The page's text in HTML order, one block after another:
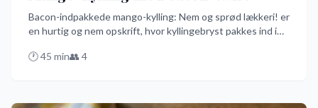
Bacon-indpakkede mango-kylling: Nem og sprød lækkeri! er
en hurtig og nem opskrift, hvor kyllingebryst pakkes ind i
en sød og syrlig mangosauce og ris, er dette den bedste
🕐45 min👥 4